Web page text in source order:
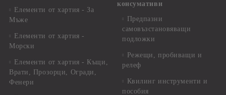
Елементи от хартия - За
Мъже
Елементи от хартия -
Морски
Елементи от хартия - Къщи,
Врати, Прозорци, Огради,
Фенери
консумативи
Предпазни
самовъзстановяващи
подложки
Режещи, пробиващи и
релеф
Квилинг инструменти и
пособия